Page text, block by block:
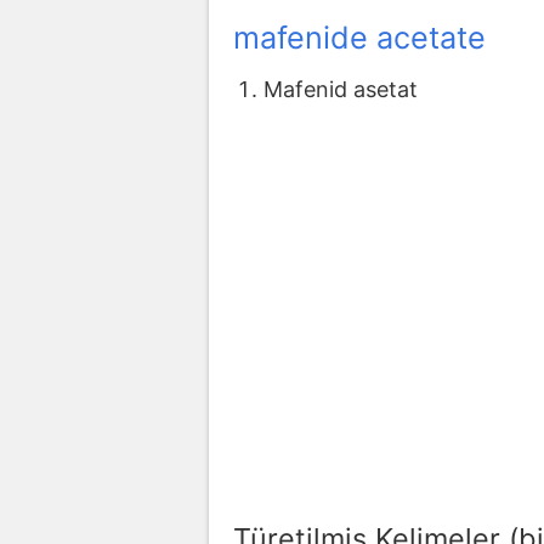
mafenide acetate
Mafenid asetat